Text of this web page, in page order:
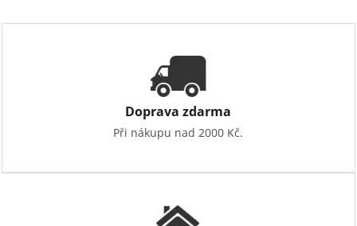
Doprava zdarma
Při nákupu nad 2000 Kč.